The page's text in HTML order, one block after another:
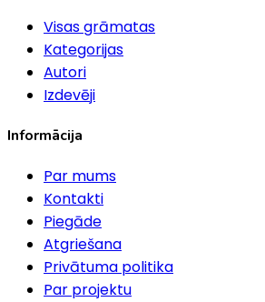
Visas grāmatas
Kategorijas
Autori
Izdevēji
Informācija
Par mums
Kontakti
Piegāde
Atgriešana
Privātuma politika
Par projektu